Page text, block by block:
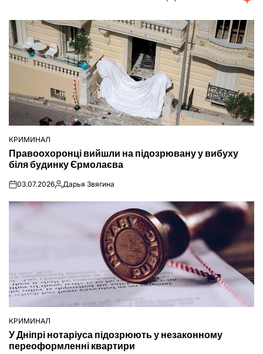
ОПУБЛІКУВАТИ
КРИМИНАЛ
Правоохоронці вийшли на підозрювану у вибуху
біля будинку Єрмолаєва
on03.07.2026Опубліковано
Дарья Звягина
ОПУБЛІКУВАТИ
У
КРИМИНАЛ
У Дніпрі нотаріуса підозрюють у незаконному
переоформленні квартири